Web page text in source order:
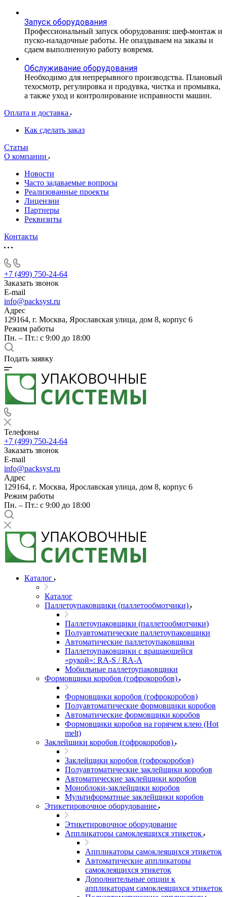
Запуск оборудования
Профессиональный запуск оборудования: шеф-монтаж и
пуско-наладочные работы. Не опаздываем на заказы и
сдаем выполненную работу вовремя.
Обслуживание оборудования
Необходимо для непрерывного производства. Плановый
техосмотр, регулировка и продувка, чистка и промывка,
а также уход и контролирование исправности машин.
Оплата и доставка
Как сделать заказ
Статьи
О компании
Новости
Часто задаваемые вопросы
Реализованные проекты
Лицензии
Партнеры
Реквизиты
Контакты
+7 (499) 750-24-64
Заказать звонок
E-mail
info@packsyst.ru
Адрес
129164, г. Москва, Ярославская улица, дом 8, корпус 6
Режим работы
Пн. – Пт.: с 9:00 до 18:00
Подать заявку
Телефоны
+7 (499) 750-24-64
Заказать звонок
E-mail
info@packsyst.ru
Адрес
129164, г. Москва, Ярославская улица, дом 8, корпус 6
Режим работы
Пн. – Пт.: с 9:00 до 18:00
Каталог
Каталог
Паллетоупаковщики (паллетообмотчики)
Паллетоупаковщики (паллетообмотчики)
Полуавтоматические паллетоупаковщики
Автоматические паллетоупаковщики
Паллетоупаковщики с вращающейся
«рукой»: RA-S / RA-A
Мобильные паллетоупаковщики
Формовщики коробов (гофрокоробов)
Формовщики коробов (гофрокоробов)
Полуавтоматические формовщики коробов
Автоматические формовщики коробов
Формовщики коробов на горячем клею (Hot
melt)
Заклейщики коробов (гофрокоробов)
Заклейщики коробов (гофрокоробов)
Полуавтоматические заклейщики коробов
Автоматические заклейщики коробов
Моноблоки-заклейщики коробов
Мультиформатные заклейщики коробов
Этикетировочное оборудование
Этикетировочное оборудование
Аппликаторы самоклеящихся этикеток
Аппликаторы самоклеящихся этикеток
Автоматические аппликаторы
самоклеящихся этикеток
Дополнительные опции к
аппликаторам самоклеящихся этикеток